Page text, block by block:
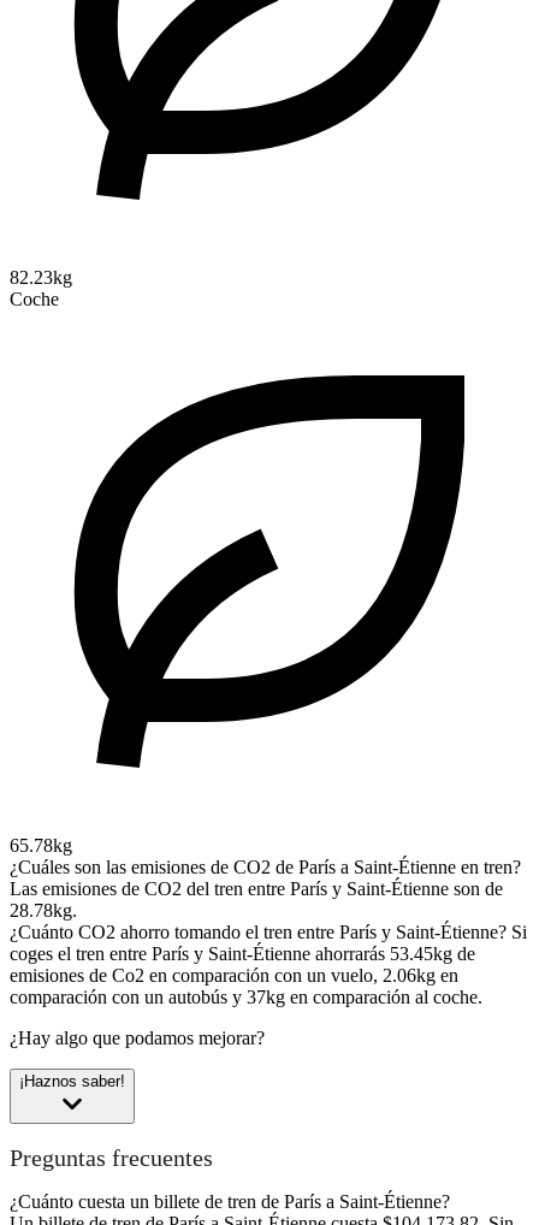
82.23kg
Coche
65.78kg
¿Cuáles son las emisiones de CO2 de París a Saint-Étienne en tren?
Las emisiones de CO2 del tren entre París y Saint-Étienne son de
28.78kg.
¿Cuánto CO2 ahorro tomando el tren entre París y Saint-Étienne? Si
coges el tren entre París y Saint-Étienne ahorrarás 53.45kg de
emisiones de Co2 en comparación con un vuelo, 2.06kg en
comparación con un autobús y 37kg en comparación al coche.
¿Hay algo que podamos mejorar?
¡Haznos saber!
Preguntas frecuentes
¿Cuánto cuesta un billete de tren de París a Saint-Étienne?